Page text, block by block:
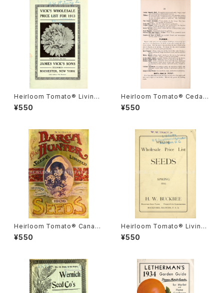
Heirloom Tomato® Livings
ton's Crimson Globe エアル
ーム・トマト・リビングストンズ・
¥550
Heirloom Tomato® Cedar
Hill エアルーム・トマト・セダー・
ヒル
¥550
Heirloom Tomato® Canad
a Pride エアルーム・トマト・カ
ナダ・プライド
¥550
Heirloom Tomato® Livings
ton's Crimson Cushion エア
ルーム・トマト・リビングストン
¥550